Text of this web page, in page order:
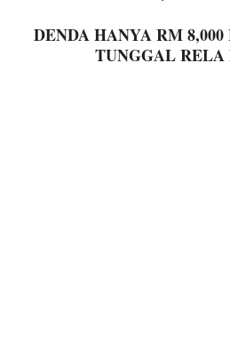
DENDA HANYA RM
TUNGGAL RELA